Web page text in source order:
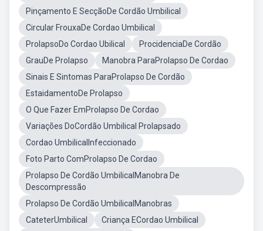
Pinçamento E SecçãoDe Cordão Umbilical
Circular FrouxaDe Cordao Umbilical
ProlapsoDo Cordao Ubilical
ProcidenciaDe Cordão
GrauDe Prolapso
Manobra ParaProlapso De Cordao
Sinais E Sintomas ParaProlapso De Cordão
EstaidamentoDe Prolapso
O Que Fazer EmProlapso De Cordao
Variações DoCordão Umbilical Prolapsado
Cordao UmbilicalInfeccionado
Foto Parto ComProlapso De Cordao
Prolapso De Cordão UmbilicalManobra De
Descompressão
Prolapso De Cordão UmbilicalManobras
CateterUmbilical
Criança ECordao Umbilical